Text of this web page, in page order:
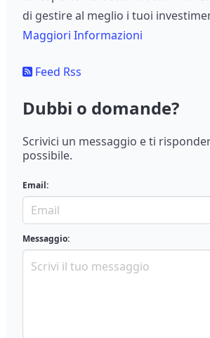
di gestire al meglio i tuoi
Maggiori Informazioni
Feed Rss
Dubbi o domande?
Scrivici un messaggio e ti
possibile.
Email:
Messaggio: